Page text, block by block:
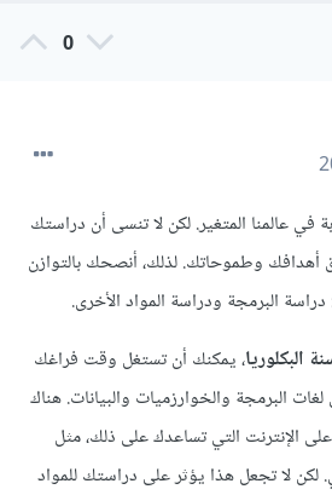
0
في عالمنا المتغير. لكن لا تنسى أن دراستك
أهدافك وطموحاتك. لذلك، أنصحك بالتوازن
دراسة البرمجة ودراسة المواد الأخرى.
البكلوريا، يمكنك أن تستغل وقت فراغك
البرمجة والخوارزميات والبيانات. هناك
الإنترنت التي تساعدك على ذلك، مثل
لا تجعل هذا يؤثر على دراستك للمواد